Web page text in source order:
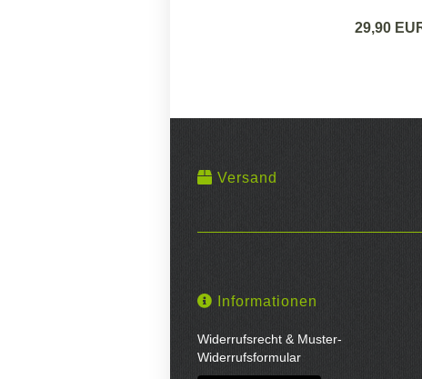
29,90
Versand
Informationen
Widerrufsrecht & Muster-
Widerrufsformular